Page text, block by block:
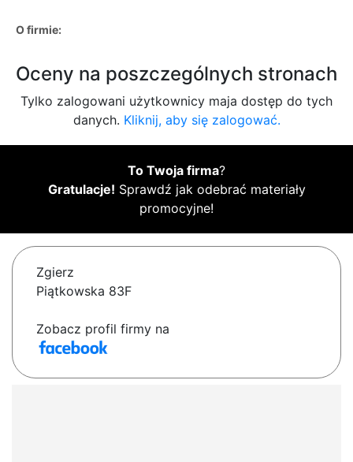
O firmie:
Oceny na poszczególnych stronach
Tylko zalogowani użytkownicy maja dostęp do tych
danych. Kliknij, aby się zalogować.
To Twoja firma?
Gratulacje! Sprawdź jak odebrać materiały
promocyjne!
Zgierz
Piątkowska 83F
Zobacz profil firmy na